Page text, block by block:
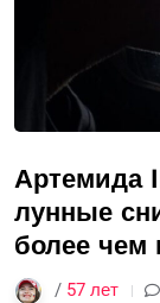
Артемида
лунные
более чем
/ 57 лет